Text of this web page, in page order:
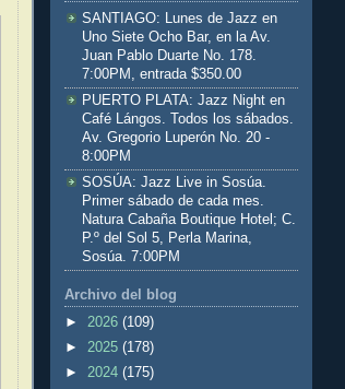
SANTIAGO: Lunes de Jazz en
Uno Siete Ocho Bar, en la Av.
Juan Pablo Duarte No. 178.
7:00PM, entrada $350.00
PUERTO PLATA: Jazz Night en
Café Lángos. Todos los sábados.
Av. Gregorio Luperón No. 20 -
8:00PM
SOSÚA: Jazz Live in Sosúa.
Primer sábado de cada mes.
Natura Cabaña Boutique Hotel; C.
P.º del Sol 5, Perla Marina,
Sosúa. 7:00PM
Archivo del blog
► 2026 (109)
► 2025 (178)
► 2024 (175)